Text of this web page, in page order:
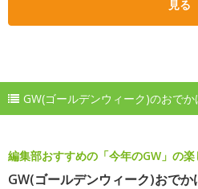
見る
GW(ゴールデンウィーク)のおで
編集部おすすめの「今年のGW」の
GW(ゴールデンウィーク)おでか